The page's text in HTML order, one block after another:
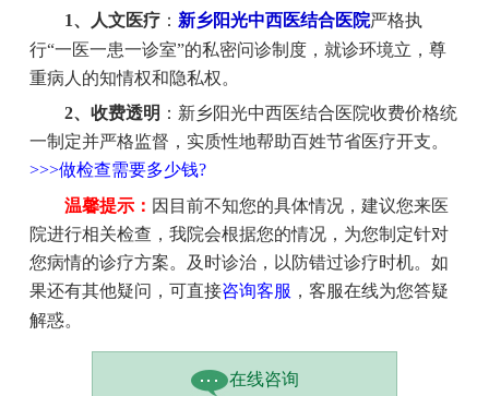
1、人文医疗： 新乡阳光中西医结合医院严格执
行“一医一患一诊室”的私密问诊制度，就诊环境立，尊
重病人的知情权和隐私权。
2、收费透明 ：新乡阳光中西医结合医院收费价格统
一制定并严格监督，实质性地帮助百姓节省医疗开支。
>>>做检查需要多少钱?
温馨提示： 因目前不知您的具体情况，建议您来医
院进行相关检查，我院会根据您的情况，为您制定针对
您病情的诊疗方案。及时诊治，以防错过诊疗时机。如
果还有其他疑问，可直接咨询客服 ，客服在线为您答疑
解惑。
在线咨询